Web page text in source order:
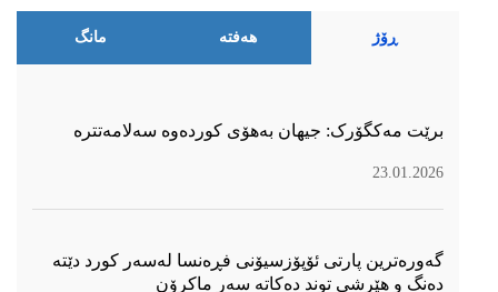
ڕۆژ هەفتە مانگ
برێت مەکگۆرک: جیهان بەهۆی کوردەوە سەلامەتترە
23.01.2026
گەورەترین پارتی ئۆپۆزسیۆنی فڕەنسا لەسەر كورد دێتە
دەنگ و هێرشی توند دەكاتە سەر ماكرۆن